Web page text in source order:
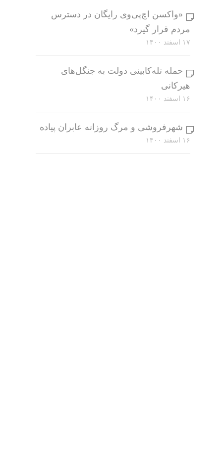
«واکسن اچ‌پی‌وی رایگان در دسترس
مردم قرار گیرد»
۱۷ اسفند ۱۴۰۰
حمله تله‌کابینی دولت به جنگل‌های
هیرکانی
۱۶ اسفند ۱۴۰۰
شهرفروشی و مرگ روزانه عابران پیاده
۱۶ اسفند ۱۴۰۰